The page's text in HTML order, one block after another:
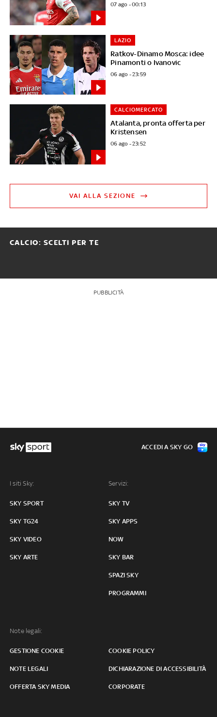
07 ago - 00:13
Ratkov-Dinamo Mosca: idee
Pinamonti o Ivanovic
LAZIO
06 ago - 23:59
Atalanta, pronta offerta per
Kristensen
CALCIOMERCATO
06 ago - 23:52
VAI ALLA SEZIONE
CALCIO: SCELTI PER TE
PUBBLICITÀ
I siti Sky:
SKY SPORT
SKY TG24
SKY VIDEO
SKY ARTE
Servizi:
SKY TV
SKY APPS
NOW
SKY BAR
SPAZI SKY
PROGRAMMI
Note legali:
GESTIONE COOKIE COOKIE POLICY
NOTE LEGALI DICHIARAZIONE DI ACCESSIBILITÀ
OFFERTA SKY MEDIA CORPORATE
ACCEDI A SKY GO